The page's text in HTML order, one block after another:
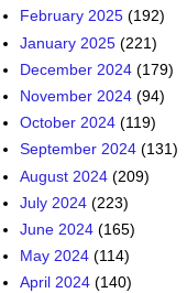
February 2025 (192)
January 2025 (221)
December 2024 (179)
November 2024 (94)
October 2024 (119)
September 2024 (131)
August 2024 (209)
July 2024 (223)
June 2024 (165)
May 2024 (114)
April 2024 (140)